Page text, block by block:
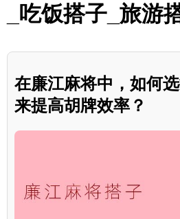
_吃饭搭子_旅游
在廉江麻将中，如何
来提高胡牌效率？